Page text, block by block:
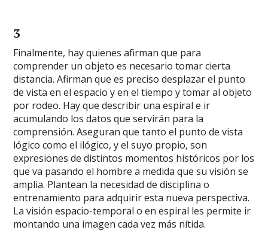
3
Finalmente, hay quienes afirman que para
comprender un objeto es necesario tomar cierta
distancia. Afirman que es preciso desplazar el punto
de vista en el espacio y en el tiempo y tomar al objeto
por rodeo. Hay que describir una espiral e ir
acumulando los datos que servirán para la
comprensión. Aseguran que tanto el punto de vista
lógico como el ilógico, y el suyo propio, son
expresiones de distintos momentos históricos por los
que va pasando el hombre a medida que su visión se
amplia. Plantean la necesidad de disciplina o
entrenamiento para adquirir esta nueva perspectiva.
La visión espacio-temporal o en espiral les permite ir
montando una imagen cada vez más nítida.